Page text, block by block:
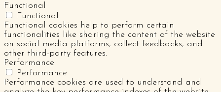
Functional
Functional
Functional cookies help to perform certain
functionalities like sharing the content of the website
on social media platforms, collect feedbacks, and
other third-party features.
Performance
Performance
Performance cookies are used to understand and